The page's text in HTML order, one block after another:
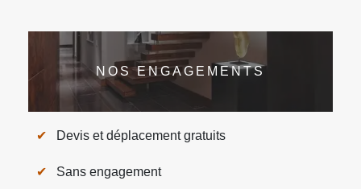
NOS ENGAGEMENTS
Devis et déplacement gratuits
Sans engagement